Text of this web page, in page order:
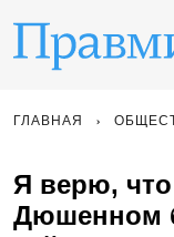
ГЛАВНАЯ
Я верю,
Дюшенном